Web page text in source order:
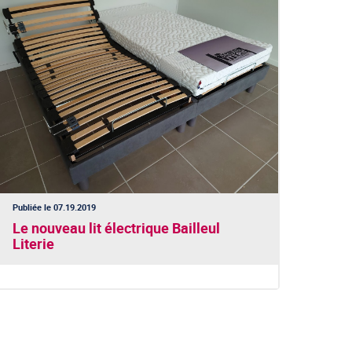
Publiée le 07.19.2019
Le nouveau lit électrique Bailleul
Literie